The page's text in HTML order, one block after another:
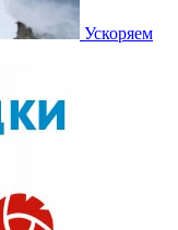
Ускоряем